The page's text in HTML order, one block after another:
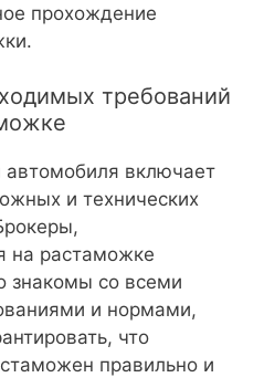
прохождение
требований
включает
и технических
на растаможке
знакомы со всеми
и нормами,
что
правильно и